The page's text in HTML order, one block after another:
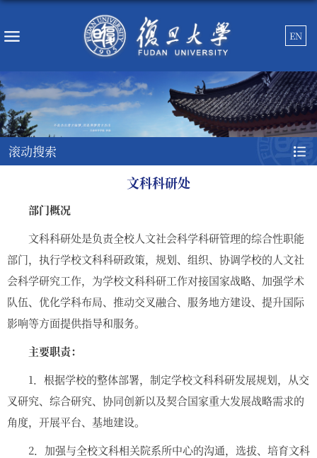
EN
滚动搜索
文科科研处
部门概况
文科科研处是负责全校人文社会科学科研管理的综合性职能
部门，执行学校文科科研政策，规划、组织、协调学校的人文社
会科学研究工作，为学校文科科研工作对接国家战略、加强学术
队伍、优化学科布局、推动交叉融合、服务地方建设、提升国际
影响等方面提供指导和服务。
主要职责：
1．根据学校的整体部署，制定学校文科科研发展规划，从交
叉研究、综合研究、协同创新以及契合国家重大发展战略需求的
角度，开展平台、基地建设。
2．加强与全校文科相关院系所中心的沟通，选拔、培育文科